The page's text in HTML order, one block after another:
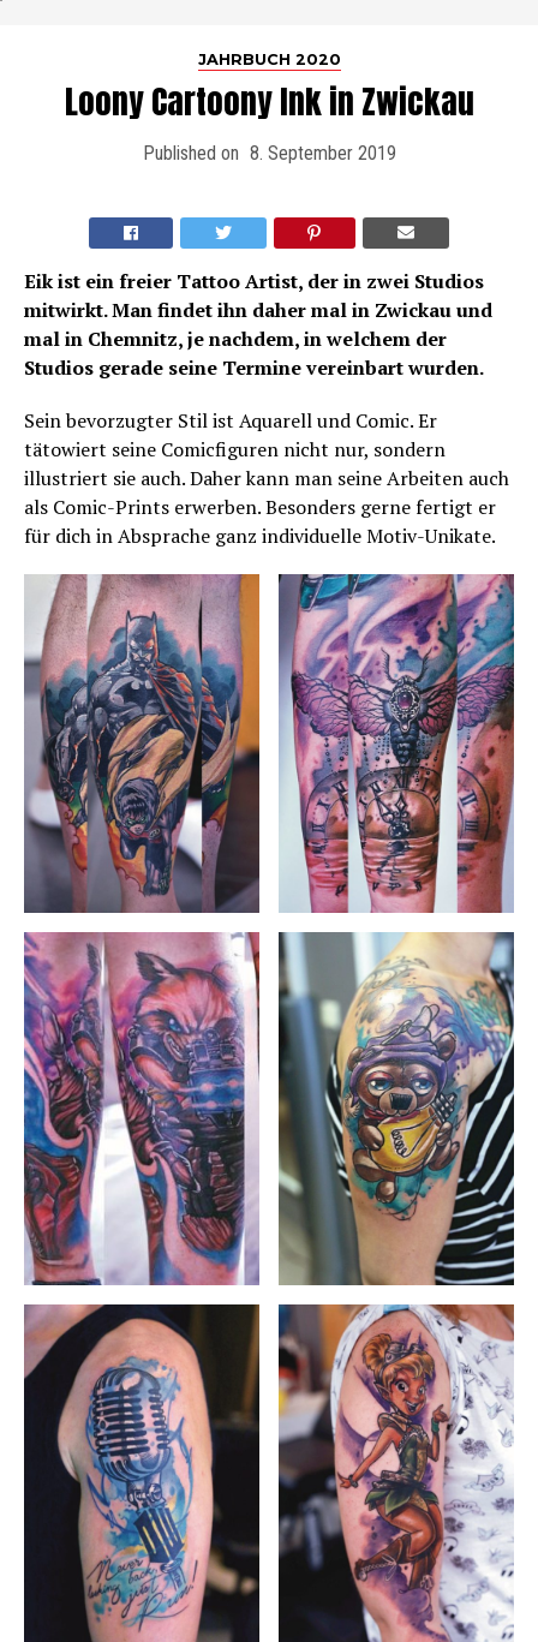
JAHRBUCH 2020
Loony Cartoony Ink in Zwickau
Published on 8. September 2019
Eik ist ein freier Tattoo Artist, der in zwei Studios
mitwirkt. Man findet ihn daher mal in Zwickau und
mal in Chemnitz, je nachdem, in welchem der
Studios gerade seine Termine vereinbart wurden.
Sein bevorzugter Stil ist Aquarell und Comic. Er
tätowiert seine Comicfiguren nicht nur, sondern
illustriert sie auch. Daher kann man seine Arbeiten auch
als Comic-Prints erwerben. Besonders gerne fertigt er
für dich in Absprache ganz individuelle Motiv-Unikate.